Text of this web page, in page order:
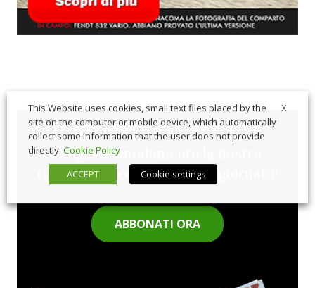
Sfoglia comodamente la nostra
rivista cartacea e rimani aggiornato!
ABBONATI ORA
X
This Website uses cookies, small text files placed by the
site on the computer or mobile device, which automatically
collect some information that the user does not provide
directly. Cookie Policy
ACCEPT
Cookie settings